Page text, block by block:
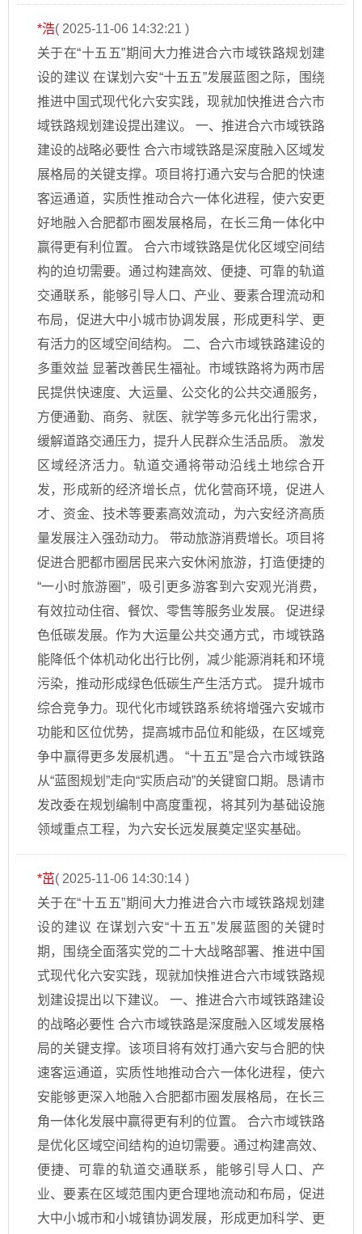
*浩( 2025-11-06 14:32:21 )
关于在“十五五”期间大力推进合六市域铁路规划建
设的建议 在谋划六安“十五五”发展蓝图之际，围绕
推进中国式现代化六安实践，现就加快推进合六市
域铁路规划建设提出建议。 一、推进合六市域铁路
建设的战略必要性 合六市域铁路是深度融入区域发
展格局的关键支撑。项目将打通六安与合肥的快速
客运通道，实质性推动合六一体化进程，使六安更
好地融入合肥都市圈发展格局，在长三角一体化中
赢得更有利位置。 合六市域铁路是优化区域空间结
构的迫切需要。通过构建高效、便捷、可靠的轨道
交通联系，能够引导人口、产业、要素合理流动和
布局，促进大中小城市协调发展，形成更科学、更
有活力的区域空间结构。 二、合六市域铁路建设的
多重效益 显著改善民生福祉。市域铁路将为两市居
民提供快速度、大运量、公交化的公共交通服务，
方便通勤、商务、就医、就学等多元化出行需求，
缓解道路交通压力，提升人民群众生活品质。 激发
区域经济活力。轨道交通将带动沿线土地综合开
发，形成新的经济增长点，优化营商环境，促进人
才、资金、技术等要素高效流动，为六安经济高质
量发展注入强劲动力。 带动旅游消费增长。项目将
促进合肥都市圈居民来六安休闲旅游，打造便捷的
“一小时旅游圈”，吸引更多游客到六安观光消费，
有效拉动住宿、餐饮、零售等服务业发展。 促进绿
色低碳发展。作为大运量公共交通方式，市域铁路
能降低个体机动化出行比例，减少能源消耗和环境
污染，推动形成绿色低碳生产生活方式。 提升城市
综合竞争力。现代化市域铁路系统将增强六安城市
功能和区位优势，提高城市品位和能级，在区域竞
争中赢得更多发展机遇。 “十五五”是合六市域铁路
从“蓝图规划”走向“实质启动”的关键窗口期。恳请市
发改委在规划编制中高度重视，将其列为基础设施
领域重点工程，为六安长远发展奠定坚实基础。
*茁( 2025-11-06 14:30:14 )
关于在“十五五”期间大力推进合六市域铁路规划建
设的建议 在谋划六安“十五五”发展蓝图的关键时
期，围绕全面落实党的二十大战略部署、推进中国
式现代化六安实践，现就加快推进合六市域铁路规
划建设提出以下建议。 一、推进合六市域铁路建设
的战略必要性 合六市域铁路是深度融入区域发展格
局的关键支撑。该项目将有效打通六安与合肥的快
速客运通道，实质性地推动合六一体化进程，使六
安能够更深入地融入合肥都市圈发展格局，在长三
角一体化发展中赢得更有利的位置。 合六市域铁路
是优化区域空间结构的迫切需要。通过构建高效、
便捷、可靠的轨道交通联系，能够引导人口、产
业、要素在区域范围内更合理地流动和布局，促进
大中小城市和小城镇协调发展，形成更加科学、更